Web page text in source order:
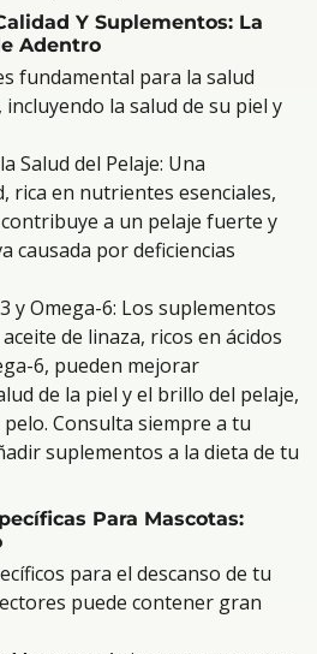
Y Suplementos: La
Adentro
fundamental para la salud
la salud de su piel y
Salud del Pelaje: Una
rica en nutrientes esenciales,
a un pelaje fuerte y
causada por deficiencias
y Omega-6: Los suplementos
de linaza, ricos en ácidos
6, pueden mejorar
de la piel y el brillo del pelaje,
Consulta siempre a tu
suplementos a la dieta de tu
Para Mascotas:
para el descanso de tu
puede contener gran